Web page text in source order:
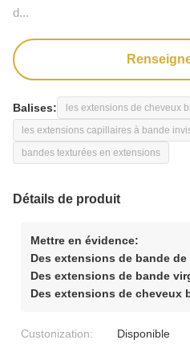
d...
Balises:
les extensions de cheveux
les extensions capillaires à bande
bandes texturées en extensions
Détails de produit
Mettre en évidence:
Des extensions de bande de
Des extensions de bande
Des extensions de cheveux
Custonization:
Disponible